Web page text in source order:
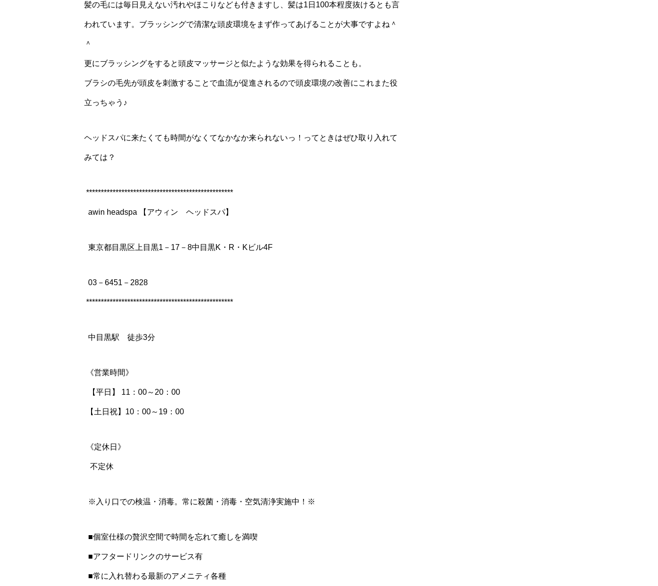
髪の毛には毎日見えない汚れやほこりなども付きますし、髪は1日100本程度抜けるとも言
われています。ブラッシングで清潔な頭皮環境をまず作ってあげることが大事ですよね＾
＾
更にブラッシングをすると頭皮マッサージと似たような効果を得られることも。
ブラシの毛先が頭皮を刺激することで血流が促進されるので頭皮環境の改善にこれまた役
立っちゃう♪
ヘッドスパに来たくても時間がなくてなかなか来られないっ！ってときはぜひ取り入れて
みては？
**************************************************
awin headspa 【アウィン ヘッドスパ】
東京都目黒区上目黒1－17－8中目黒K・R・Kビル4F
03－6451－2828
**************************************************
中目黒駅 徒歩3分
《営業時間》
【平日】 11：00～20：00
【土日祝】10：00～19：00
《定休日》
不定休
※入り口での検温・消毒。常に殺菌・消毒・空気清浄実施中！※
■個室仕様の贅沢空間で時間を忘れて癒しを満喫
■アフタードリンクのサービス有
■常に入れ替わる最新のアメニティ各種